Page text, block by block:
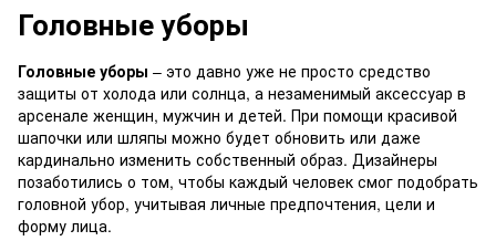
Головные уборы
Головные уборы – это давно уже не просто средство
защиты от холода или солнца, а незаменимый аксессуар в
арсенале женщин, мужчин и детей. При помощи красивой
шапочки или шляпы можно будет обновить или даже
кардинально изменить собственный образ. Дизайнеры
позаботились о том, чтобы каждый человек смог подобрать
головной убор, учитывая личные предпочтения, цели и
форму лица.